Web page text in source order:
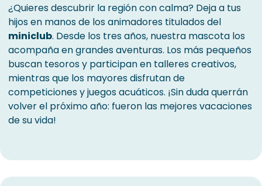
¿Quieres descubrir la región con calma? Deja a tus
hijos en manos de los animadores titulados del
miniclub. Desde los tres años, nuestra mascota los
acompaña en grandes aventuras. Los más pequeños
buscan tesoros y participan en talleres creativos,
mientras que los mayores disfrutan de
competiciones y juegos acuáticos. ¡Sin duda querrán
volver el próximo año: fueron las mejores vacaciones
de su vida!